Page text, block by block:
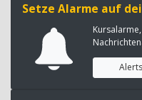
Setze Alarme auf
Alerts